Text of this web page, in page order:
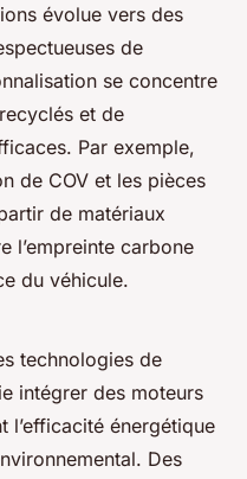
évolue vers des
de
se concentre
et de
Par exemple,
de COV et les pièces
de matériaux
l’empreinte carbone
du véhicule.
technologies de
intégrer des moteurs
l’efficacité énergétique
Des